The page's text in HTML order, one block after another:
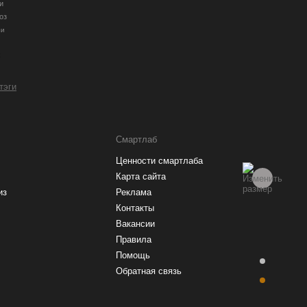
Смартлаб
Ценности смартлаба
Карта сайта
Реклама
Контакты
Вакансии
Правила
Помощь
Обратная связь